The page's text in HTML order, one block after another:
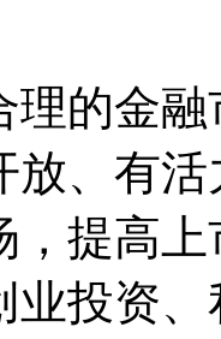
的金融
放、有
，提高
业投资